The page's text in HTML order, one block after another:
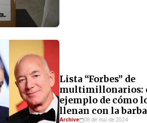
Lista “Forbes” de
multimillonarios:
ejemplo de cómo
llenan con la
Archive 08 de mai de 2024